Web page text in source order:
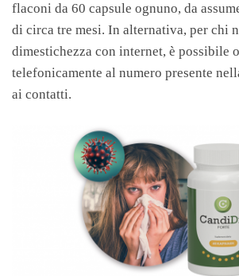
flaconi da 60 capsule ognuno, da
di circa tre mesi. In alternativa, per chi
dimestichezza con internet, è possibile
telefonicamente al numero presente
ai contatti.